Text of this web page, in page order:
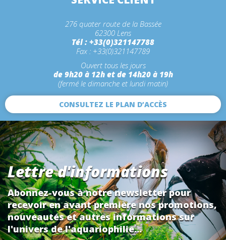
276 quater route de la Bassée
62300 Lens
Tél : +33(0)321147788
Fax : +33(0)321147789
Ouvert tous les jours
de 9h20 à 12h et de 14h20 à 19h
(fermé le dimanche et lundi matin)
CONSULTEZ LE PLAN D’ACCÈS
Lettre d'informations
Abonnez-vous à notre newsletter pour
recevoir en avant première nos promotions,
nouveautés et autres informations sur
l'univers de l'aquariophilie...